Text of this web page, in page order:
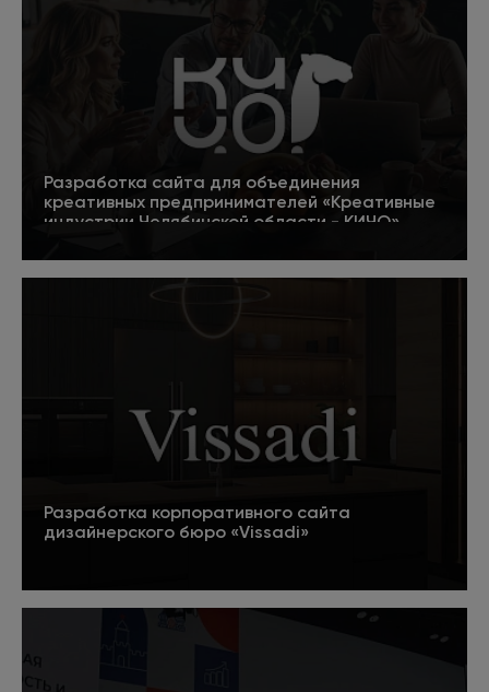
Разработка сайта для объединения
креативных предпринимателей «Креативные
индустрии Челябинской области - КИЧО»
Подробнее 5
Разработка корпоративного сайта
дизайнерского бюро «Vissadi»
Подробнее